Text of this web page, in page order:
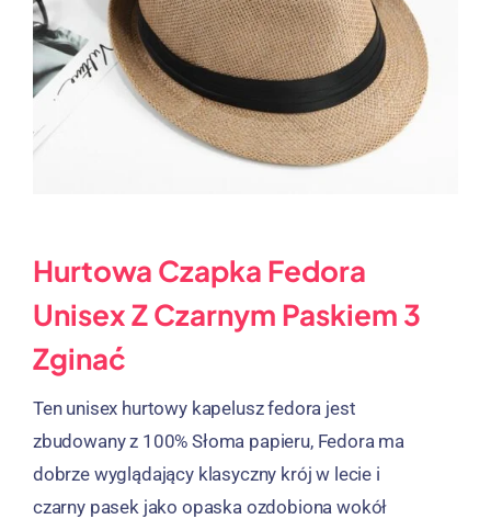
Hurtowa Czapka Fedora
Unisex Z Czarnym Paskiem 3
Zginać
Ten unisex hurtowy kapelusz fedora jest
zbudowany z 100% Słoma papieru, Fedora ma
dobrze wyglądający klasyczny krój w lecie i
czarny pasek jako opaska ozdobiona wokół